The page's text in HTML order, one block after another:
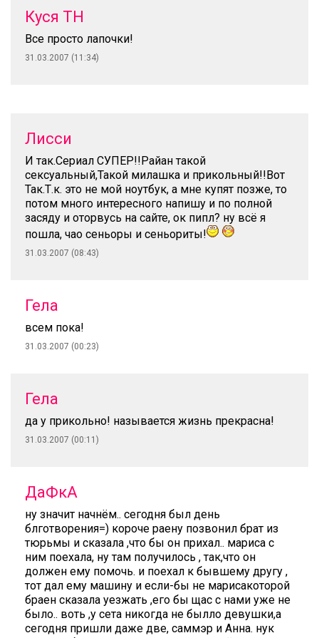
Куся ТН
Все просто лапочки!
31.03.2007 (11:34)
Лисси
И так.Сериал СУПЕР!!Райан такой
сексуальный,Такой милашка и прикольный!!Вот
Так.Т.к. это не мой ноутбук, а мне купят позже, то
потом много интересного напишу и по полной
засяду и оторвусь на сайте, ок пипл? ну всё я
пошла, чао сеньоры и сеньориты!
31.03.2007 (08:43)
Гела
всем пока!
31.03.2007 (00:23)
Гела
да у прикольно! называется жизнь прекрасна!
31.03.2007 (00:11)
ДаФкА
ну значит начнём.. сегодня был день
блготворения=) короче раену позвонил брат из
тюрьмы и сказала ,что бы он прихал.. мариса с
ним поехала, ну там получилось , так,что он
должен ему помочь. и поехал к бывшему другу ,
тот дал ему машину и если-бы не марисакоторой
браен сказала уезжать ,его бы щас с нами уже не
было.. воть ,у сета никогда не былло девушки,а
сегодня пришли даже две, саммэр и Анна. нук